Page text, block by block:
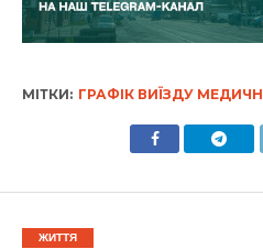
МІТКИ: ГРАФІК ВИЇЗДУ
ЖИТТЯ